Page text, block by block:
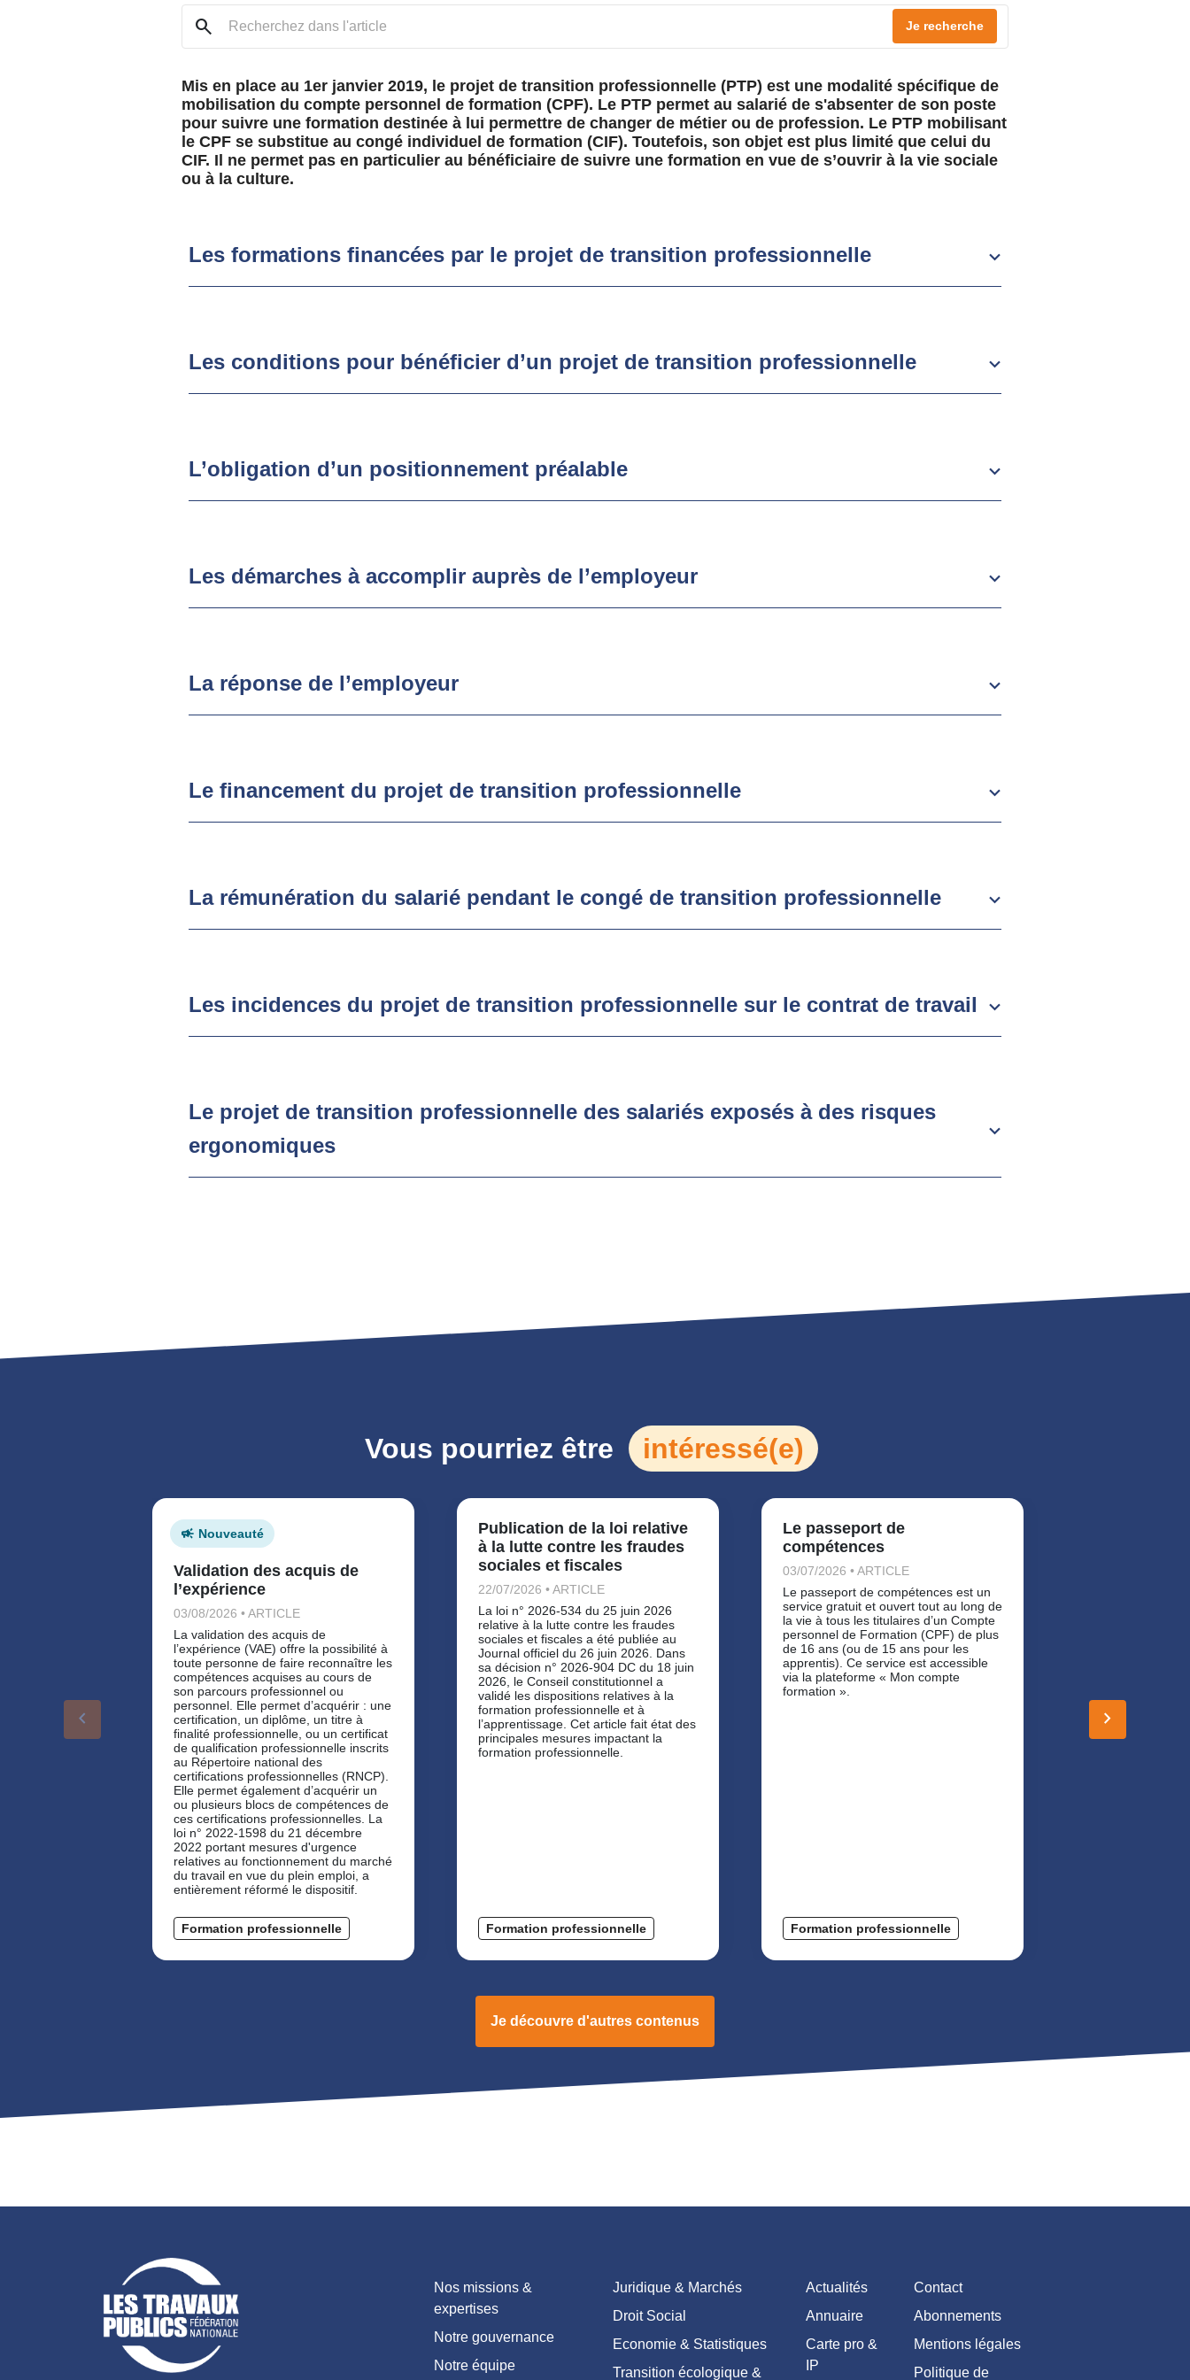
search Je recherche
Mis en place au 1er janvier 2019, le projet de transition professionnelle (PTP) est une modalité spécifique de
mobilisation du compte personnel de formation (CPF). Le PTP permet au salarié de s'absenter de son poste
pour suivre une formation destinée à lui permettre de changer de métier ou de profession. Le PTP mobilisant
le CPF se substitue au congé individuel de formation (CIF). Toutefois, son objet est plus limité que celui du
CIF. Il ne permet pas en particulier au bénéficiaire de suivre une formation en vue de s’ouvrir à la vie sociale
ou à la culture.
Les formations financées par le projet de transition professionnelle
Les conditions pour bénéficier d’un projet de transition professionnelle
L’obligation d’un positionnement préalable
Les démarches à accomplir auprès de l’employeur
La réponse de l’employeur
Le financement du projet de transition professionnelle
La rémunération du salarié pendant le congé de transition professionnelle
Les incidences du projet de transition professionnelle sur le contrat de travail
Le projet de transition professionnelle des salariés exposés à des risques
ergonomiques
Vous pourriez être intéressé(e)
keyboard_arrow_left
Nouveauté
Validation des acquis de
l’expérience
03/08/2026 • ARTICLE
La validation des acquis de
l’expérience (VAE) offre la possibilité à
toute personne de faire reconnaître les
compétences acquises au cours de
son parcours professionnel ou
personnel. Elle permet d’acquérir : une
certification, un diplôme, un titre à
finalité professionnelle, ou un certificat
de qualification professionnelle inscrits
au Répertoire national des
certifications professionnelles (RNCP).
Elle permet également d’acquérir un
ou plusieurs blocs de compétences de
ces certifications professionnelles. La
loi n° 2022-1598 du 21 décembre
2022 portant mesures d'urgence
relatives au fonctionnement du marché
du travail en vue du plein emploi, a
entièrement réformé le dispositif.
Formation professionnelle
Publication de la loi relative
à la lutte contre les fraudes
sociales et fiscales
22/07/2026 • ARTICLE
La loi n° 2026-534 du 25 juin 2026
relative à la lutte contre les fraudes
sociales et fiscales a été publiée au
Journal officiel du 26 juin 2026. Dans
sa décision n° 2026-904 DC du 18 juin
2026, le Conseil constitutionnel a
validé les dispositions relatives à la
formation professionnelle et à
l’apprentissage. Cet article fait état des
principales mesures impactant la
formation professionnelle.
Formation professionnelle
Le passeport de
compétences
03/07/2026 • ARTICLE
Le passeport de compétences est un
service gratuit et ouvert tout au long de
la vie à tous les titulaires d’un Compte
personnel de Formation (CPF) de plus
de 16 ans (ou de 15 ans pour les
apprentis). Ce service est accessible
via la plateforme « Mon compte
formation ».
Formation professionnelle
n° 2026-40 du
keyboard_arrow_right
Je découvre d'autres contenus
Nos missions &
expertises
Notre gouvernance
Notre équipe
Juridique & Marchés
Droit Social
Economie & Statistiques
Transition écologique &
Actualités
Annuaire
Carte pro &
IP
Contact
Abonnements
Mentions légales
Politique de